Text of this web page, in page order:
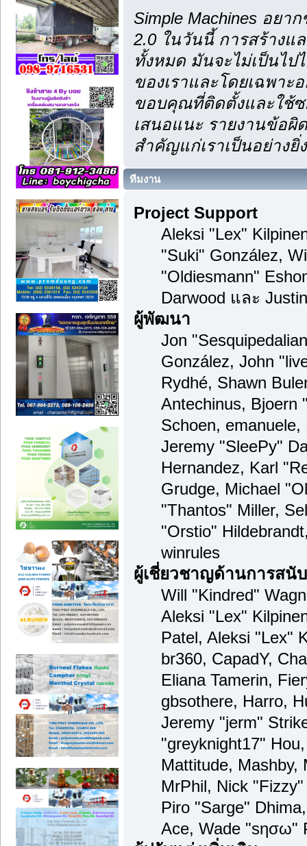
Simple Machines อย
2.0 ในวันนี้ การสร้างแ
ทั้งหมด มันจะไม่เป็นไป
ของเราและโดยเฉพาะ
ขอบคุณที่ติดตั้งและใช้ซ
เสนอแนะ รายงานข้อผิ
สำคัญแก่เราเป็นอย่างยิ่ง
ทีมงาน
Project Support
Aleksi "Lex"
"Suki" González,
"Oldiesmann"
Darwood และ
ผู้พัฒนา
Jon
González, John
Rydhé, Shawn
Antechinus, Bjoern
Schoen,
Jeremy "SleePy"
Hernandez, Karl
Grudge, Michael
"Thantos" Miller,
"Orstio"
winrules
ผู้เชี่ยวชาญด้านการสนั
Will "Kindred"
Aleksi "Lex"
Patel, Aleksi "Lex"
br360, CapadY,
Eliana Tamerin,
gbsothere, Harro,
Jeremy "jerm"
"greyknight17"
Mattitude, Mashby,
MrPhil, Nick
Piro "Sarge"
Ace, Wade "sησω"